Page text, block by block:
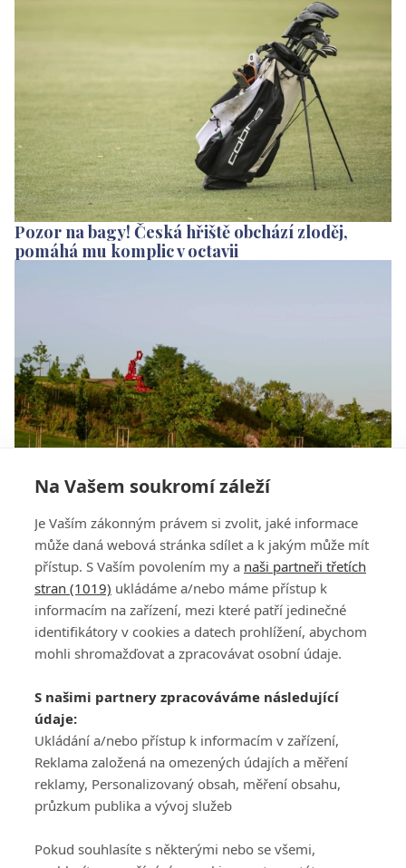
Na Vašem soukromí záleží
Je Vaším zákonným právem si zvolit, jaké informace
může daná webová stránka sdílet a k jakým může mít
přístup. S Vaším povolením my a naši partneři třetích
stran (1019) ukládáme a/nebo máme přístup k
informacím na zařízení, mezi které patří jedinečné
identifikátory v cookies a datech prohlížení, abychom
mohli shromažďovat a zpracovávat osobní údaje.
S našimi partnery zpracováváme následující
údaje:
Ukládání a/nebo přístup k informacím v zařízení,
Reklama založená na omezených údajích a měření
reklamy, Personalizovaný obsah, měření obsahu,
průzkum publika a vývoj služeb
Pokud souhlasíte s některými nebo se všemi,
Pozor na bagy! Česká hřiště obchází zloděj,
pomáhá mu komplic v octavii
Golfový resort nemusí být jen o golfu. V
Hostivaři mezi fairwayemi žije i umění
Všeobecné obchodní
podmínky služby
GolfExtra.cz Premium
Podmínky zpracování
osobních údajů při
GolfExtra
ATV CZ, s.r.o.
140 00 Praha 4